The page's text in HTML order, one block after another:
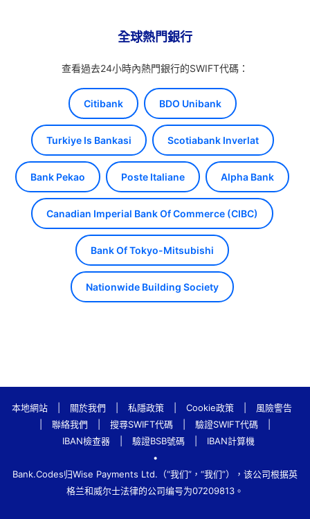
全球熱門銀行
查看過去24小時內熱門銀行的SWIFT代碼：
Citibank BDO Unibank
Turkiye Is Bankasi Scotiabank Inverlat
Bank Pekao Poste Italiane Alpha Bank
Canadian Imperial Bank Of Commerce (CIBC)
Bank Of Tokyo-Mitsubishi
Nationwide Building Society
本地網站 關於我們 私隱政策 Cookie政策
風險警告
聯絡我們 搜尋SWIFT代碼 驗證SWIFT代碼
IBAN檢查器
驗證BSB號碼
IBAN計算機
•
Bank.Codes归Wise Payments Ltd.（“我们”，“我们”），该公司根据英
格兰和威尔士法律的公司编号为07209813。